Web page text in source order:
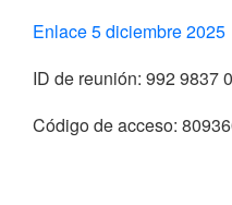
Enlace 5 diciembre 2025
ID de reunión: 992 9837
Código de acceso: